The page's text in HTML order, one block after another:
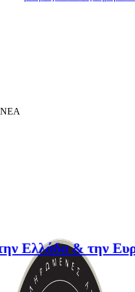
ΝΕΑ
& την Ευρώπη: